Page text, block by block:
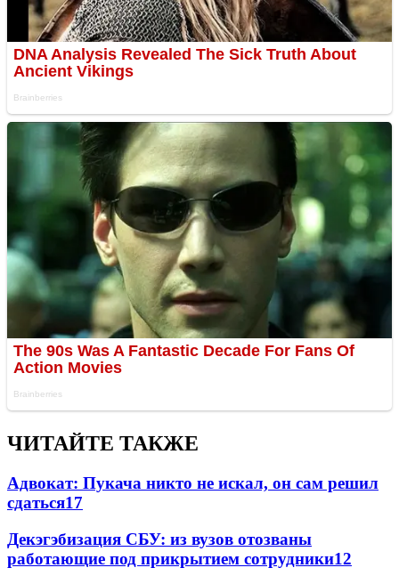
ЧИТАЙТЕ ТАКЖЕ
Адвокат: Пукача никто не искал, он сам решил
сдаться17
Декэгэбизация СБУ: из вузов отозваны
работающие под прикрытием сотрудники12